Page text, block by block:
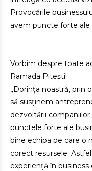
Provocările
avem puncte forte ale
Vorbim despre toate
Ramada Pitești!
„Dorința noastră, prin
să susținem
dezvoltării
punctele forte ale
bine echipa pe care o
corect resursele.
experiență în